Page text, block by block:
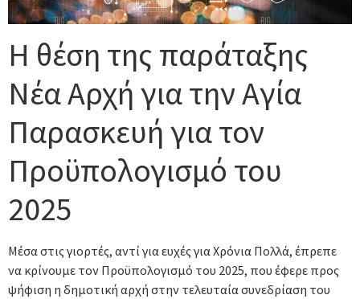
Η θέση της παράταξης
Νέα Αρχή για την Αγία
Παρασκευή για τον
Προϋπολογισμό του
2025
Μέσα στις γιορτές, αντί για ευχές για Χρόνια Πολλά, έπρεπε
να κρίνουμε τον Προϋπολογισμό του 2025, που έφερε προς
ψήφιση η δημοτική αρχή στην τελευταία συνεδρίαση του